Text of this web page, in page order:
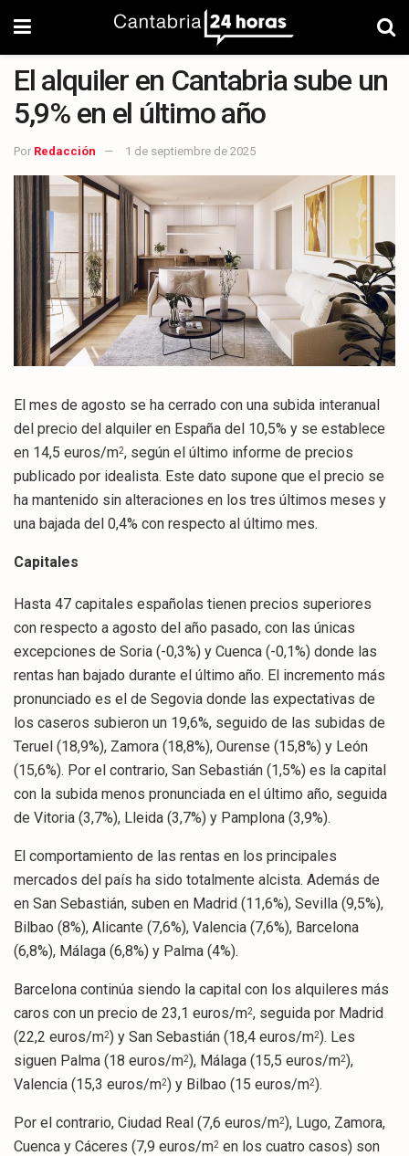
El alquiler en Cantabria sube un
5,9% en el último año
Por Redacción 1 de septiembre de 2025
El mes de agosto se ha cerrado con una subida interanual
del precio del alquiler en España del 10,5% y se establece
en 14,5 euros/m2, según el último informe de precios
publicado por idealista. Este dato supone que el precio se
ha mantenido sin alteraciones en los tres últimos meses y
una bajada del 0,4% con respecto al último mes.
Capitales
Hasta 47 capitales españolas tienen precios superiores
con respecto a agosto del año pasado, con las únicas
excepciones de Soria (-0,3%) y Cuenca (-0,1%) donde las
rentas han bajado durante el último año. El incremento más
pronunciado es el de Segovia donde las expectativas de
los caseros subieron un 19,6%, seguido de las subidas de
Teruel (18,9%), Zamora (18,8%), Ourense (15,8%) y León
(15,6%). Por el contrario, San Sebastián (1,5%) es la capital
con la subida menos pronunciada en el último año, seguida
de Vitoria (3,7%), Lleida (3,7%) y Pamplona (3,9%).
El comportamiento de las rentas en los principales
mercados del país ha sido totalmente alcista. Además de
en San Sebastián, suben en Madrid (11,6%), Sevilla (9,5%),
Bilbao (8%), Alicante (7,6%), Valencia (7,6%), Barcelona
(6,8%), Málaga (6,8%) y Palma (4%).
Barcelona continúa siendo la capital con los alquileres más
caros con un precio de 23,1 euros/m2, seguida por Madrid
(22,2 euros/m2) y San Sebastián (18,4 euros/m2). Les
siguen Palma (18 euros/m2), Málaga (15,5 euros/m2),
Valencia (15,3 euros/m2) y Bilbao (15 euros/m2).
Por el contrario, Ciudad Real (7,6 euros/m2), Lugo, Zamora,
Cuenca y Cáceres (7,9 euros/m2 en los cuatro casos) son